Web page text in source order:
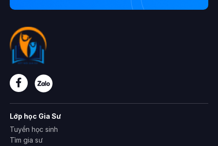
Lớp học Gia Sư
Tuyển học sinh
Tìm gia sư